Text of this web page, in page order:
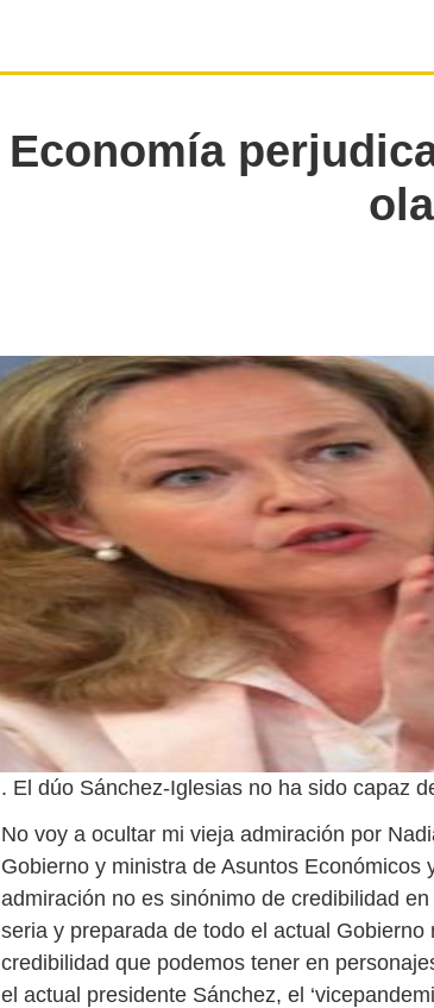
Economía
ola
. El dúo Sánchez-Iglesias no ha sido capaz
No voy a ocultar mi vieja admiración por
Gobierno y ministra de Asuntos Económicos
admiración no es sinónimo de credibilidad
seria y preparada de todo el actual
credibilidad que podemos tener en
el actual presidente Sánchez, el